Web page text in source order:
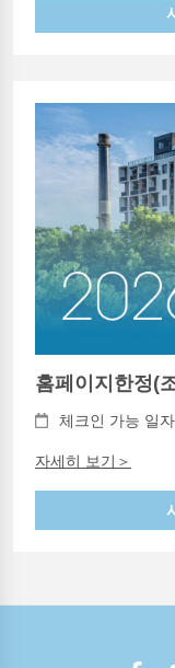
홈페이지한정(
체크인 가능 일
자세히 보기＞